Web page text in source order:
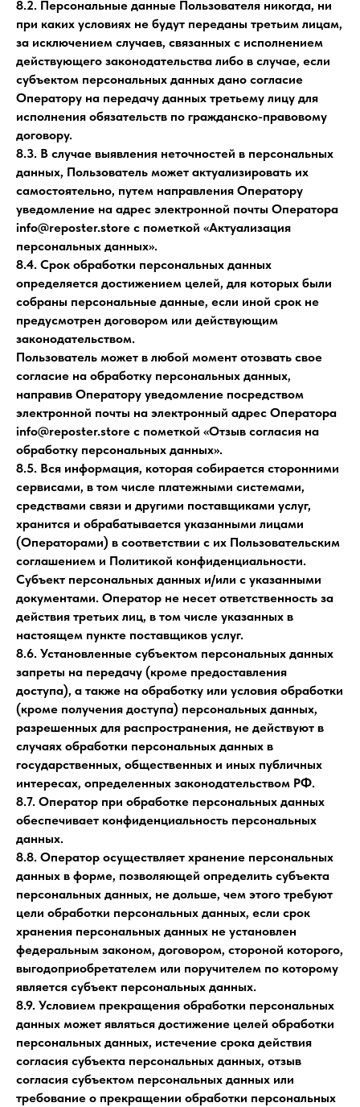
8.2. Персональные данные Пользователя никогда, ни
при каких условиях не будут переданы третьим лицам,
за исключением случаев, связанных с исполнением
действующего законодательства либо в случае, если
субъектом персональных данных дано согласие
Оператору на передачу данных третьему лицу для
исполнения обязательств по гражданско-правовому
договору.
8.3. В случае выявления неточностей в персональных
данных, Пользователь может актуализировать их
самостоятельно, путем направления Оператору
уведомление на адрес электронной почты Оператора
info@reposter.store с пометкой «Актуализация
персональных данных».
8.4. Срок обработки персональных данных
определяется достижением целей, для которых были
собраны персональные данные, если иной срок не
предусмотрен договором или действующим
законодательством.
Пользователь может в любой момент отозвать свое
согласие на обработку персональных данных,
направив Оператору уведомление посредством
электронной почты на электронный адрес Оператора
info@reposter.store с пометкой «Отзыв согласия на
обработку персональных данных».
8.5. Вся информация, которая собирается сторонними
сервисами, в том числе платежными системами,
средствами связи и другими поставщиками услуг,
хранится и обрабатывается указанными лицами
(Операторами) в соответствии с их Пользовательским
соглашением и Политикой конфиденциальности.
Субъект персональных данных и/или с указанными
документами. Оператор не несет ответственность за
действия третьих лиц, в том числе указанных в
настоящем пункте поставщиков услуг.
8.6. Установленные субъектом персональных данных
запреты на передачу (кроме предоставления
доступа), а также на обработку или условия обработки
(кроме получения доступа) персональных данных,
разрешенных для распространения, не действуют в
случаях обработки персональных данных в
государственных, общественных и иных публичных
интересах, определенных законодательством РФ.
8.7. Оператор при обработке персональных данных
обеспечивает конфиденциальность персональных
данных.
8.8. Оператор осуществляет хранение персональных
данных в форме, позволяющей определить субъекта
персональных данных, не дольше, чем этого требуют
цели обработки персональных данных, если срок
хранения персональных данных не установлен
федеральным законом, договором, стороной которого,
выгодоприобретателем или поручителем по которому
является субъект персональных данных.
8.9. Условием прекращения обработки персональных
данных может являться достижение целей обработки
персональных данных, истечение срока действия
согласия субъекта персональных данных, отзыв
согласия субъектом персональных данных или
требование о прекращении обработки персональных